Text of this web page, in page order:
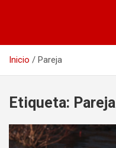
Inicio Pareja
Etiqueta: Pareja